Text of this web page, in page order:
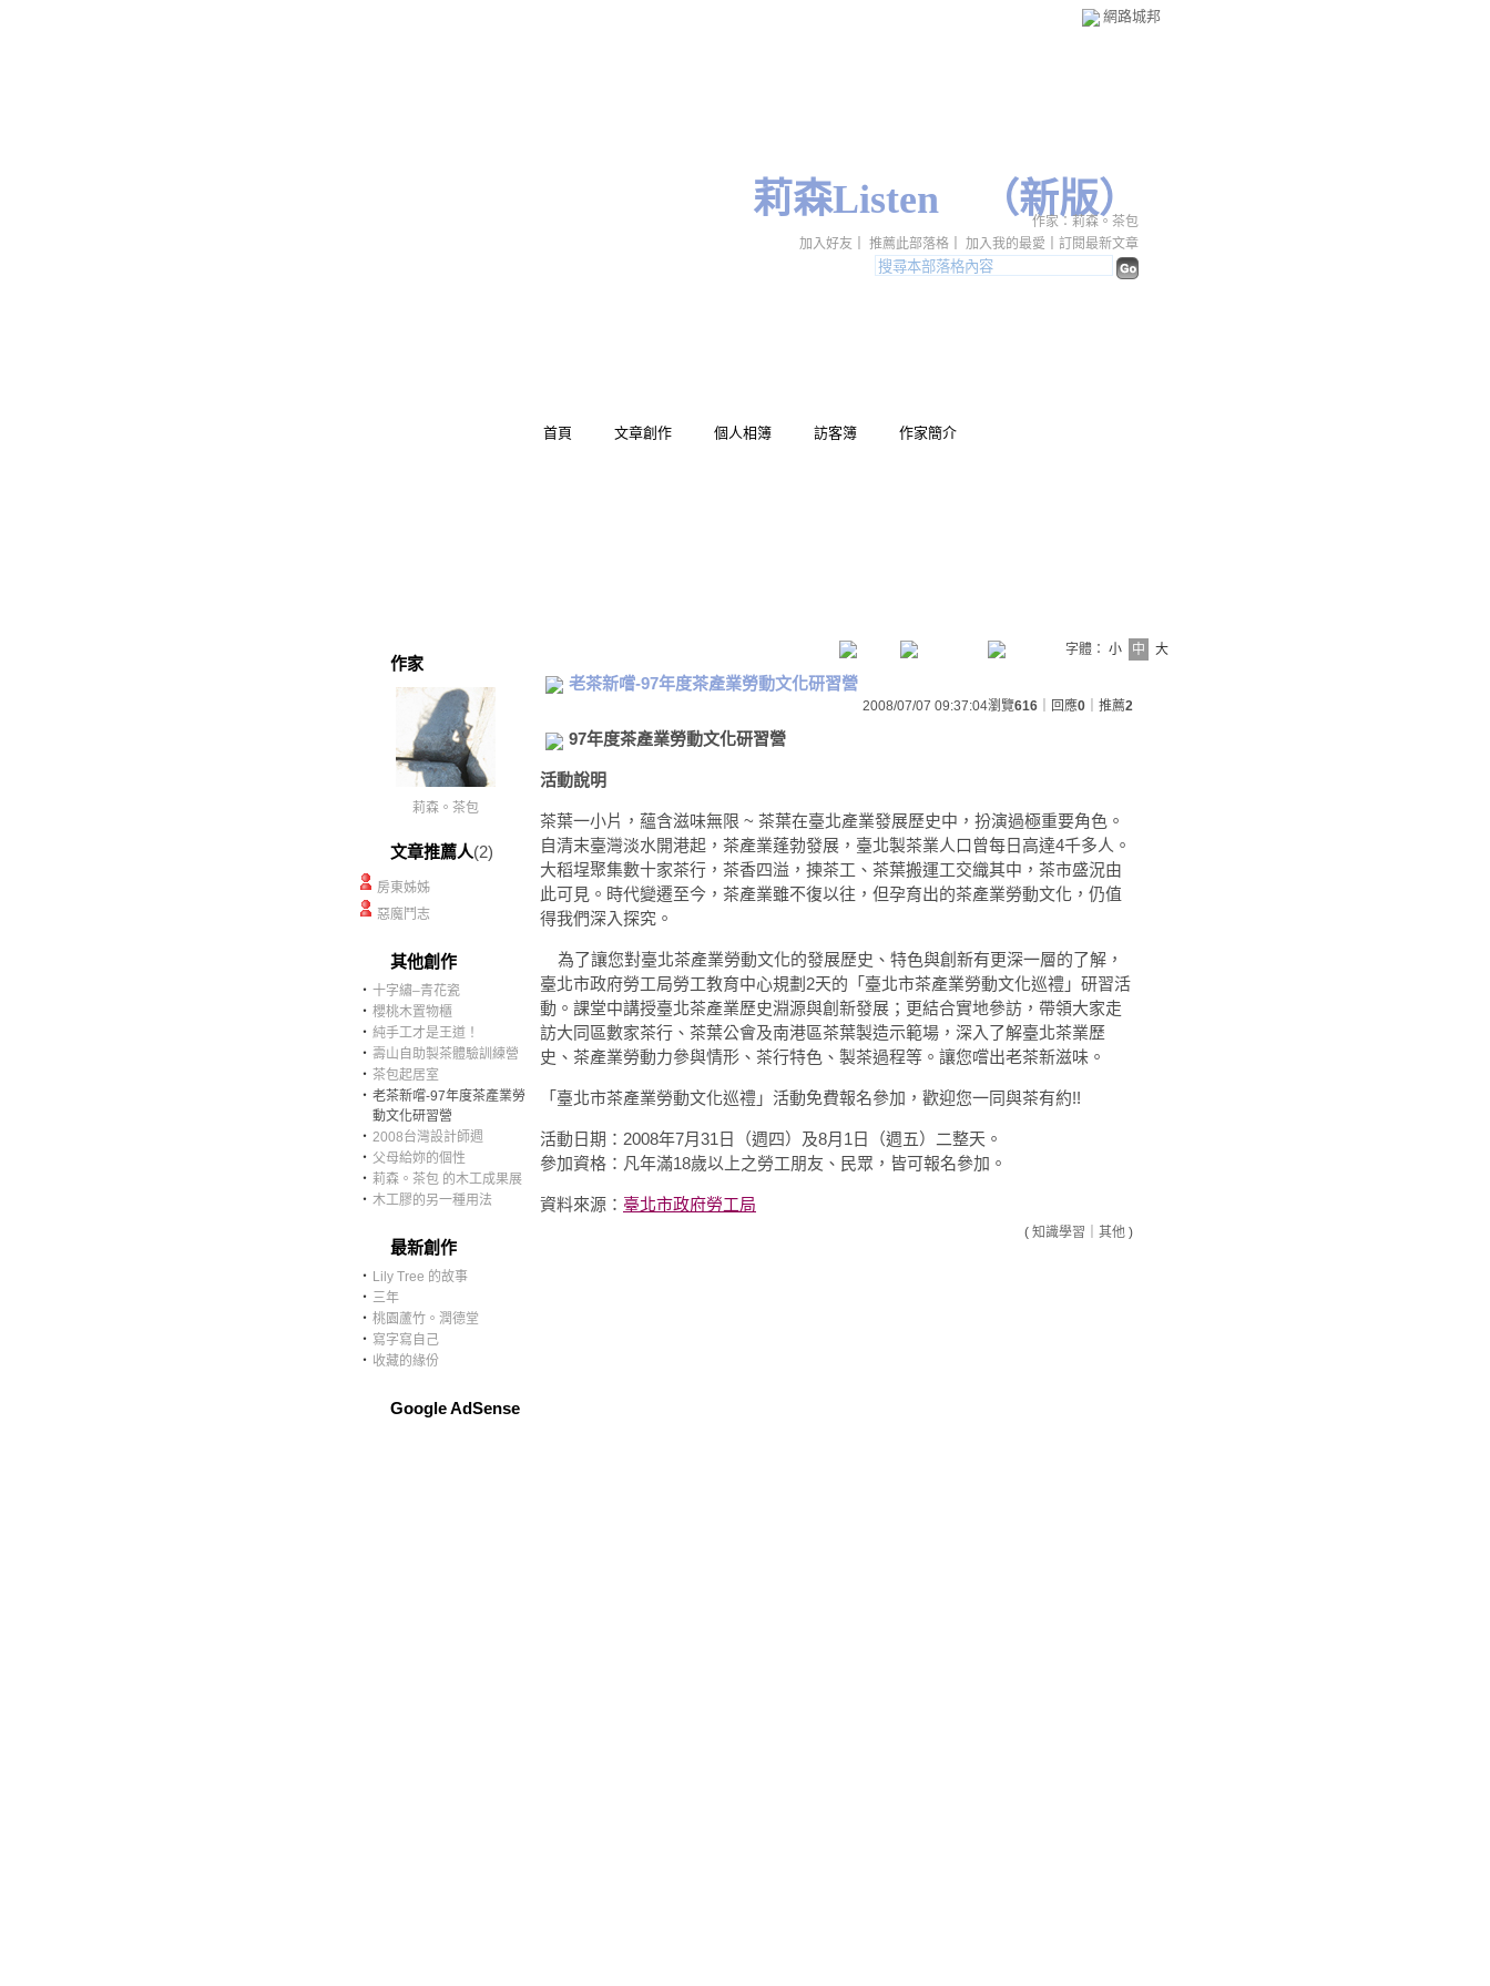
網路城邦
莉森Listen （新版）
首頁 文章創作 個人相簿 訪客簿 作家簡介
加入好友 推薦此部落格 加入我的最愛 訂閱最新文章
作家：莉森。茶包
作家
莉森。茶包
文章推薦人(2)
房東姊姊
惡魔鬥志
其他創作
‧ 十字繡–青花瓷
‧ 櫻桃木置物櫃
‧ 純手工才是王道！
‧ 壽山自助製茶體驗訓練營
‧ 茶包起居室
‧ 老茶新嚐-97年度茶產業勞
動文化研習營
‧ 2008台灣設計師週
‧ 父母給妳的個性
‧ 莉森。茶包 的木工成果展
‧ 木工膠的另一種用法
最新創作
‧ Lily Tree 的故事
‧ 三年
‧ 桃園蘆竹。潤德堂
‧ 寫字寫自己
‧ 收藏的緣份
Google AdSense
字體： 小 中 大
老茶新嚐-97年度茶產業勞動文化研習營
2008/07/07 09:37:04瀏覽616 ｜回應0 ｜推薦2
97年度茶產業勞動文化研習營
活動說明
茶葉一小片，蘊含滋味無限 ~ 茶葉在臺北產業發展歷史中，扮演過極重要角色。
自清末臺灣淡水開港起，茶產業蓬勃發展，臺北製茶業人口曾每日高達4千多人。
大稻埕聚集數十家茶行，茶香四溢，揀茶工、茶葉搬運工交織其中，茶市盛況由
此可見。時代變遷至今，茶產業雖不復以往，但孕育出的茶產業勞動文化，仍值
得我們深入探究。
為了讓您對臺北茶產業勞動文化的發展歷史、特色與創新有更深一層的了解，
臺北市政府勞工局勞工教育中心規劃2天的「臺北市茶產業勞動文化巡禮」研習活
動。課堂中講授臺北茶產業歷史淵源與創新發展；更結合實地參訪，帶領大家走
訪大同區數家茶行、茶葉公會及南港區茶葉製造示範場，深入了解臺北茶業歷
史、茶產業勞動力參與情形、茶行特色、製茶過程等。讓您嚐出老茶新滋味。
「臺北市茶產業勞動文化巡禮」活動免費報名參加，歡迎您一同與茶有約!!
活動日期：2008年7月31日（週四）及8月1日（週五）二整天。
參加資格：凡年滿18歲以上之勞工朋友、民眾，皆可報名參加。
資料來源： 臺北市政府勞工局
( 知識學習 其他 )